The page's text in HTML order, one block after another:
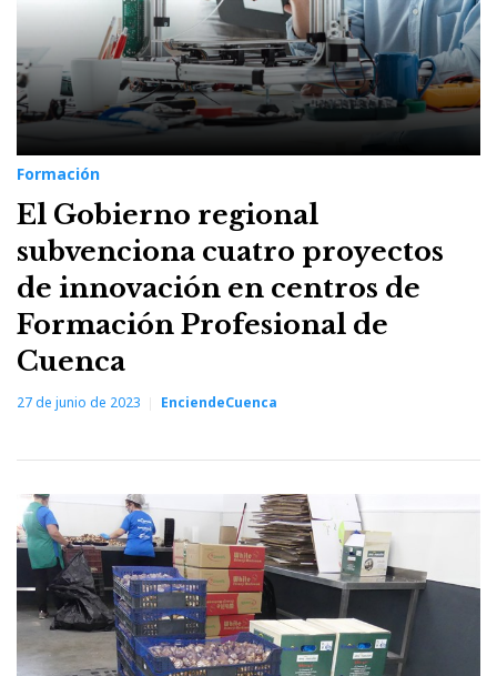
Formación
El Gobierno regional
subvenciona cuatro proyectos
de innovación en centros de
Formación Profesional de
Cuenca
27 de junio de 2023 EnciendeCuenca